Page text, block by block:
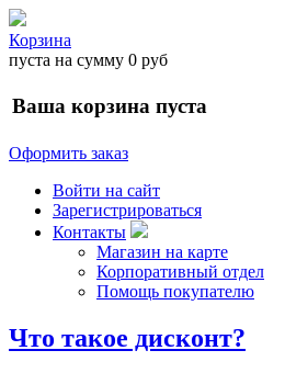
Корзина
пуста на сумму 0 руб
Ваша корзина пуста
Оформить заказ
Войти на сайт
Зарегистрироваться
Контакты
Магазин на карте
Корпоративный отдел
Помощь покупателю
Что такое дисконт?